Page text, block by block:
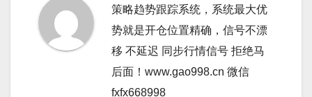
策略趋势跟踪系统，系统最大优
势就是开仓位置精确，信号不漂
移 不延迟 同步行情信号 拒绝马
后面！www.gao998.cn 微信
fxfx668998